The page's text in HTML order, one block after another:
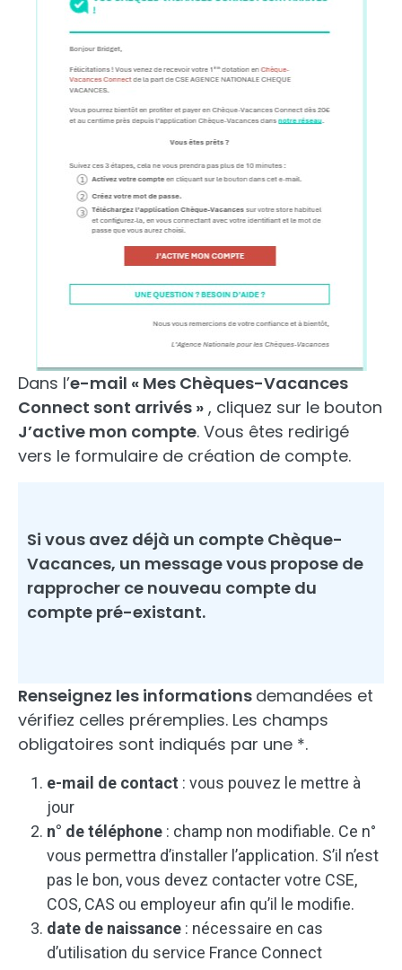
Dans l’e-mail « Mes Chèques-Vacances
Connect sont arrivés » , cliquez sur le bouton
J’active mon compte. Vous êtes redirigé
vers le formulaire de création de compte.
Si vous avez déjà un compte Chèque-
Vacances, un message vous propose de
rapprocher ce nouveau compte du
compte pré-existant.
Renseignez les informations demandées et
vérifiez celles préremplies. Les champs
obligatoires sont indiqués par une *.
e-mail de contact : vous pouvez le mettre à
jour
n° de téléphone : champ non modifiable. Ce n°
vous permettra d’installer l’application. S’il n’est
pas le bon, vous devez contacter votre CSE,
COS, CAS ou employeur afin qu’il le modifie.
date de naissance : nécessaire en cas
d’utilisation du service France Connect